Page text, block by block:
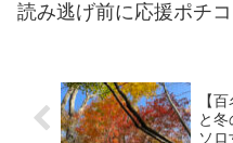
読み逃げ前に応援ポチ
【
と
ソロ